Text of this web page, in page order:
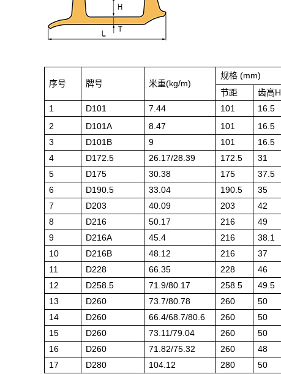
序号 牌号 米重(kg/m)
规格 (mm)
节距
齿高H
1
D101 7.44 101 16.5
2
D101A 8.47 101 16.5
3
D101B 9 101 16.5
4
D172.5 26.17/28.39 172.5 31
5
D175 30.38 175 37.5
6
D190.5 33.04 190.5 35
7
D203 40.09 203 42
8
D216 50.17 216 49
9
D216A 45.4 216 38.1
10
D216B 48.12 216 37
11
D228 66.35 228 46
12
D258.5 71.9/80.17 258.5 49.5
13
D260 73.7/80.78 260 50
14
D260 66.4/68.7/80.6 260 50
15
D260 73.11/79.04 260 50
16
D260 71.82/75.32 260 48
17
D280 104.12 280 50